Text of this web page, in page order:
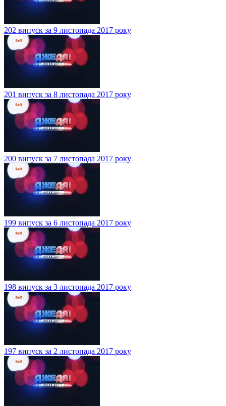
202 випуск за 9 листопада 2017 року
201 випуск за 8 листопада 2017 року
200 випуск за 7 листопада 2017 року
199 випуск за 6 листопада 2017 року
198 випуск за 3 листопада 2017 року
197 випуск за 2 листопада 2017 року